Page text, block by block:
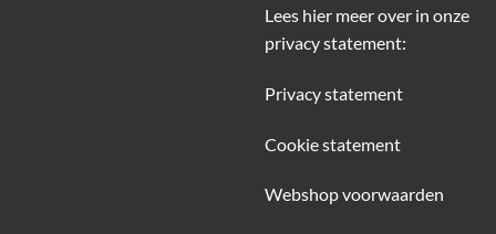
Lees hier meer over in onze
privacy statement:
Privacy statement
Cookie statement
Webshop voorwaarden